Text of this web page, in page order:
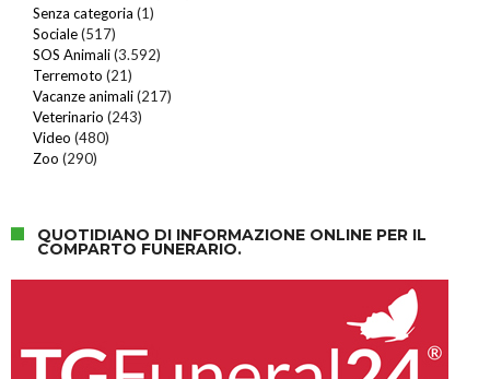
Senza categoria (1)
Sociale(517)
SOS Animali(3.592)
Terremoto (21)
Vacanze animali(217)
Veterinario (243)
Video (480)
Zoo (290)
QUOTIDIANO DI INFORMAZIONE ONLINE PER IL
COMPARTO FUNERARIO.